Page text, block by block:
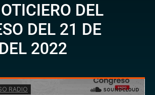
DEL
DEL 21 DE
2022